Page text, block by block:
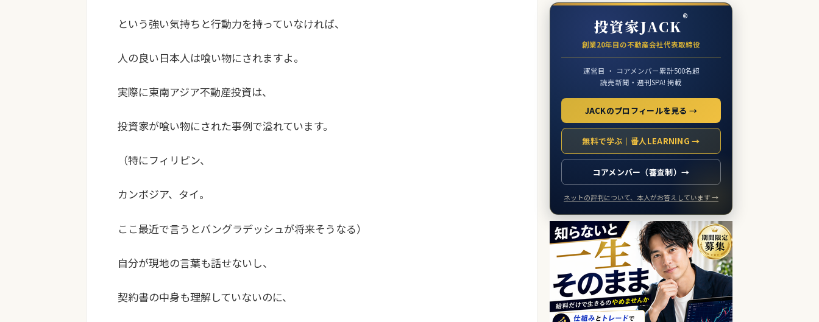
という強い気持ちと行動力を持っていなければ、
人の良い日本人は喰い物にされますよ。
実際に東南アジア不動産投資は、
投資家が喰い物にされた事例で溢れています。
（特にフィリピン、
カンボジア、タイ。
ここ最近で言うとバングラデッシュが将来そうなる）
自分が現地の言葉も話せないし、
契約書の中身も理解していないのに、
投資家JACK®
創業20年目の不動産会社代表取締役
運営目 ・ コアメンバー累計500名超
読売新聞・週刊SPA! 掲載
JACKのプロフィールを見る →
無料で学ぶ｜番人LEARNING →
コアメンバー（審査制）→
ネットの評判について、本人がお答えしています →